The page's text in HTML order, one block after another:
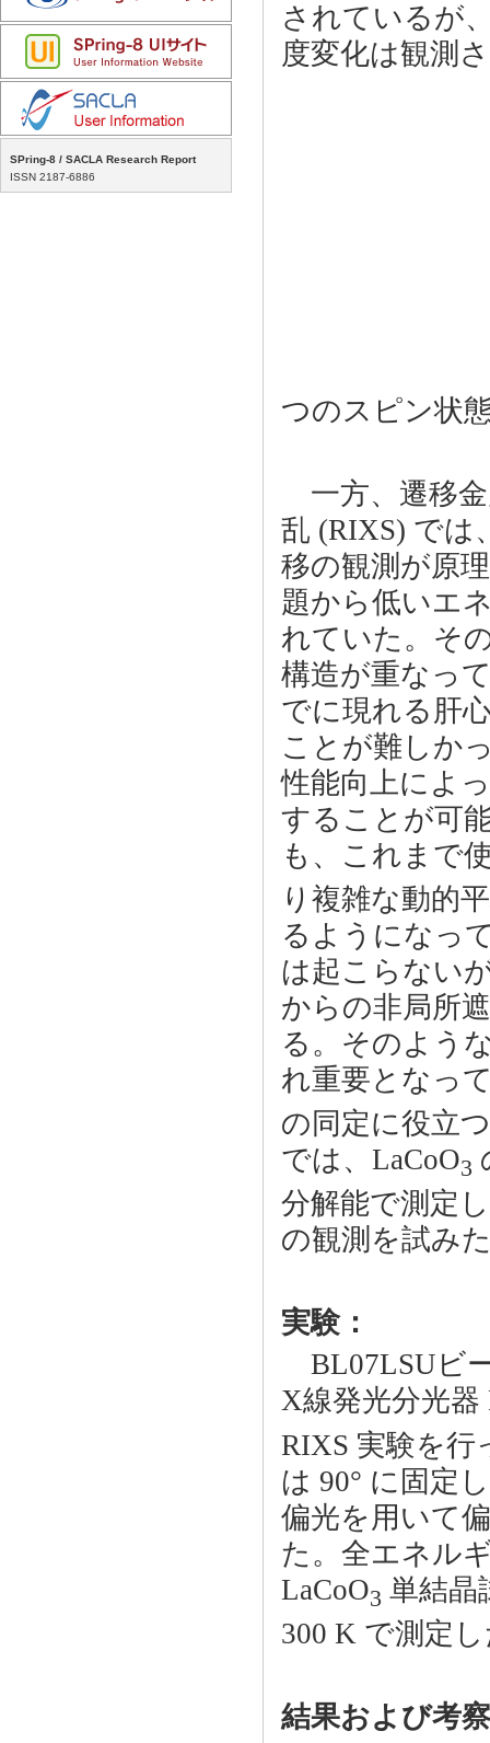
SPring-8 / SACLA Research Report
ISSN 2187-6886
されているが
度変化は観測
つのスピン状
一方、遷移
乱 (RIXS) では
移の観測が原
題から低いエ
れていた。そ
構造が重なっ
でに現れる肝
ことが難しか
性能向上によ
することが可
も、これまで
り複雑な動的
るようになっ
は起こらない
からの非局所
る。そのよう
れ重要となっ
の同定に役立
では、LaCoO3
分解能で測定
の観測を試み
実験：
BL07LSUビ
X線発光分光器
RIXS 実験を行
は 90° に固定
偏光を用いて
た。全エネル
LaCoO3 単結晶
300 K で測定
結果および考